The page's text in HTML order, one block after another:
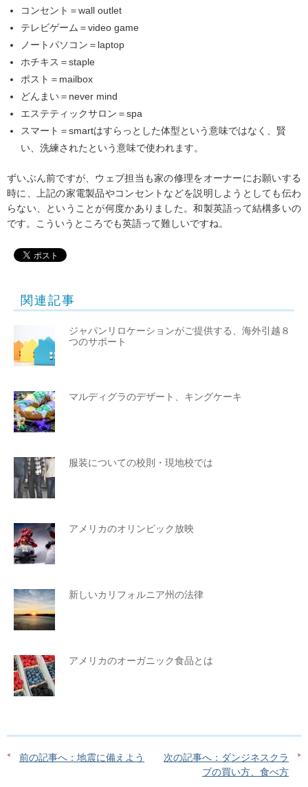
コンセント＝wall outlet
テレビゲーム＝video game
ノートパソコン＝laptop
ホチキス＝staple
ポスト＝mailbox
どんまい＝never mind
エステティックサロン＝spa
スマート＝smartはすらっとした体型という意味ではなく、賢
い、洗練されたという意味で使われます。
ずいぶん前ですが、ウェブ担当も家の修理をオーナーにお願いする
時に、上記の家電製品やコンセントなどを説明しようとしても伝わ
らない、ということが何度かありました。和製英語って結構多いの
です。こういうところでも英語って難しいですね。
関連記事
ジャパンリロケーションがご提供する、海外引越８
つのサポート
マルディグラのデザート、キングケーキ
服装についての校則・現地校では
アメリカのオリンピック放映
新しいカリフォルニア州の法律
アメリカのオーガニック食品とは
前の記事へ：地震に備えよう
次の記事へ：ダンジネスクラ
ブの買い方、食べ方